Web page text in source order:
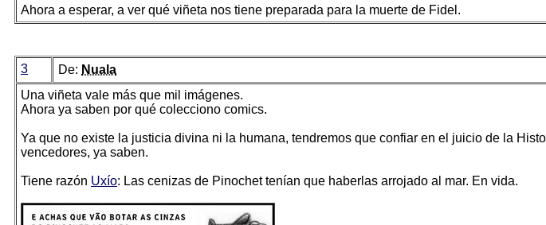
Ahora a esperar, a ver qué viñeta nos tiene preparada para la muerte de Fidel.
3 De: Nuala
Una viñeta vale más que mil imágenes.
Ahora ya saben por qué colecciono comics.
Ya que no existe la justicia divina ni la humana, tendremos que confiar en el juicio de la
vencedores, ya saben.
Tiene razón Uxío: Las cenizas de Pinochet tenían que haberlas arrojado al mar. En vida.